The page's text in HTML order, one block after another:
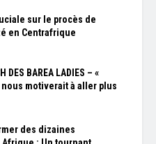
sur le procès de
en Centrafrique
DES BAREA LADIES – «
motiverait à aller plus
des dizaines